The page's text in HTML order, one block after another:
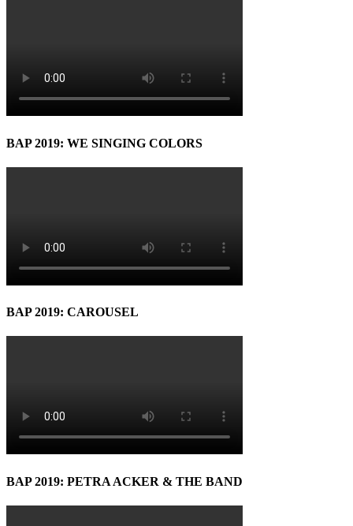
BAP 2019: WE SINGING COLORS
BAP 2019: CAROUSEL
BAP 2019: PETRA ACKER & THE BAND